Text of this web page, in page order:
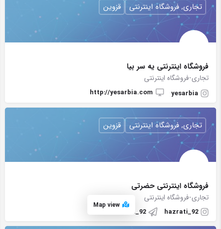
فروشگاه اینترنتی یه سر بیا
تجاری-فروشگاه اینترنتی
yesarbia
http://yesarbia.com
تجاری, فروشگاه اینترنتی قزوین
فروشگاه اینترنتی حضرتی
تجاری-فروشگاه اینترنتی
hazrati_92
hazrati_92
تجاری, فروشگاه اینترنتی قزوین
Map view